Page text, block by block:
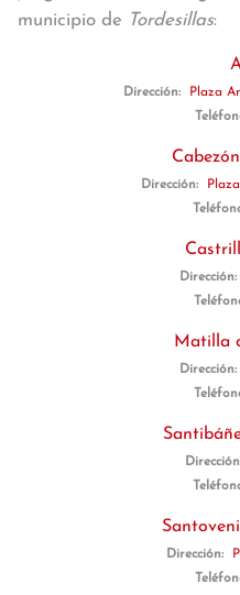
municipio de Tordesillas:
Dirección:
Plaza
Dirección:
Dirección:
Matilla
Dirección:
Dirección: